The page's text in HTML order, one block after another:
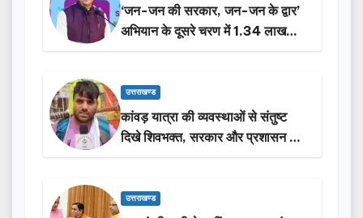
‘जन-जन की सरकार, जन-जन के द्वार’
अभियान के दूसरे चरण में 1.34 लाख
लोगों की भागीदारी…
उत्तराखण्ड
कांवड़ यात्रा की व्यवस्थाओं से संतुष्ट
दिखे शिवभक्त, सरकार और प्रशासन की
सराहना…
उत्तराखण्ड